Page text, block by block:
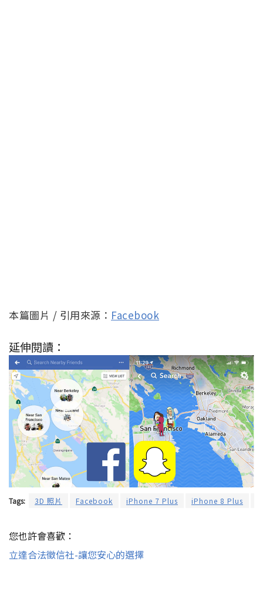
本篇圖片 / 引用來源： Facebook
延伸閱讀：
Tags: 3D 照片 Facebook iPhone 7 Plus iPhone 8 Plus
您也許會喜歡：
立達合法徵信社-讓您安心的選擇